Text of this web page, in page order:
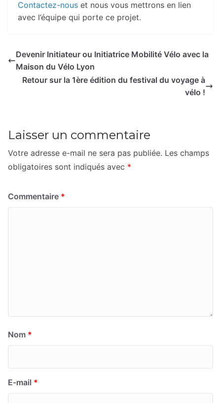
Contactez-nous et nous vous mettrons en lien
avec l’équipe qui porte ce projet.
Devenir Initiateur ou Initiatrice Mobilité Vélo avec la
Maison du Vélo Lyon
Retour sur la 1ère édition du festival du voyage à
vélo !
Laisser un commentaire
Votre adresse e-mail ne sera pas publiée. Les champs
obligatoires sont indiqués avec *
Commentaire *
Nom *
E-mail *